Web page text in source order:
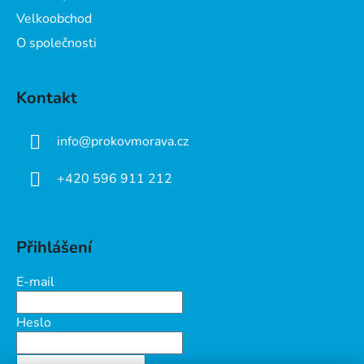
Velkoobchod
O společnosti
Kontakt
info@prokovmorava.cz
+420 596 911 212
Přihlášení
E-mail
Heslo